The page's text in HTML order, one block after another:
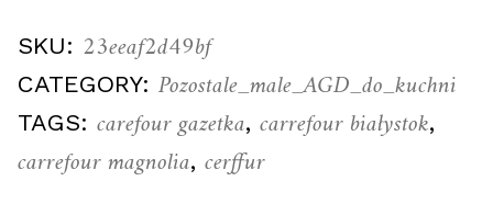
SKU: 23eeaf2d49bf
CATEGORY: Pozostale_male_AGD_do_kuchni
TAGS: carefour gazetka, carrefour białystok,
carrefour magnolia, cerffur